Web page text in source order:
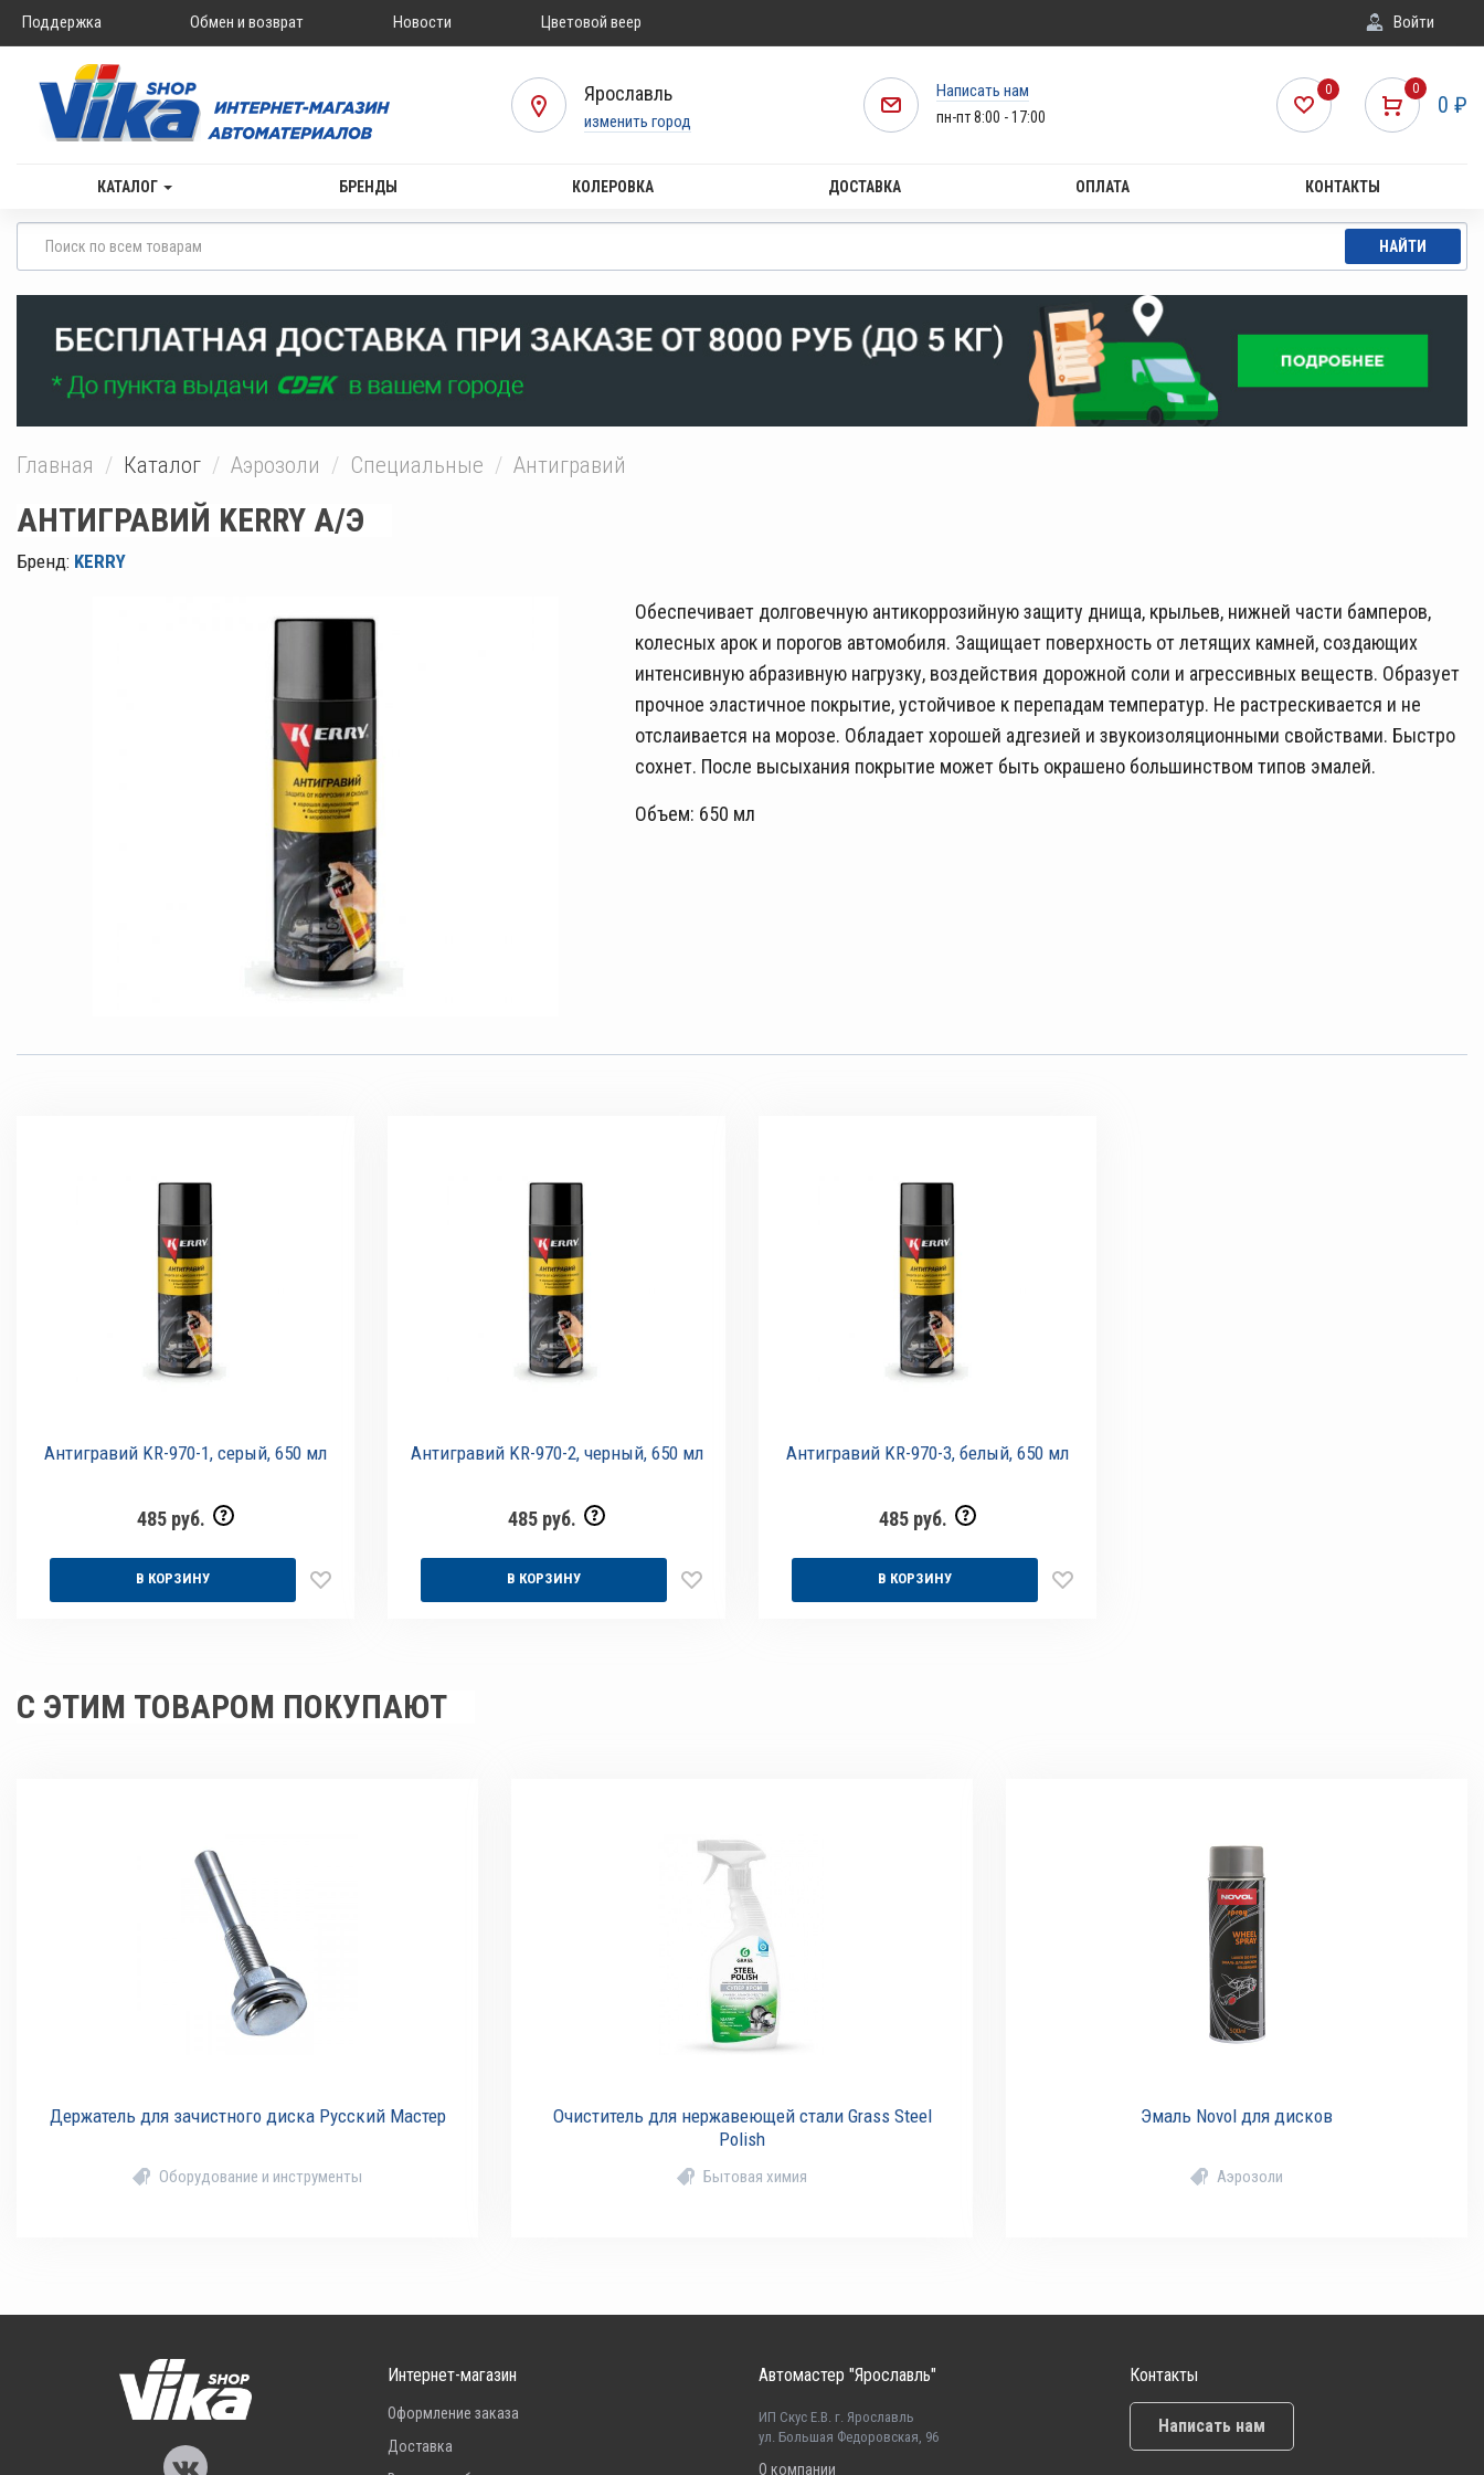
Поддержка Обмен и возврат Новости Цветовой веер Войти
Ярославль
изменить город
Написать нам
пн-пт 8:00 - 17:00
0
0 ₽
0
КАТАЛОГ БРЕНДЫ КОЛЕРОВКА ДОСТАВКА ОПЛАТА КОНТАКТЫ
НАЙТИ
Главная Каталог Аэрозоли Специальные Антигравий
АНТИГРАВИЙ KERRY А/Э
Бренд: KERRY
Обеспечивает долговечную антикоррозийную защиту днища, крыльев, нижней части бамперов,
колесных арок и порогов автомобиля. Защищает поверхность от летящих камней, создающих
интенсивную абразивную нагрузку, воздействия дорожной соли и агрессивных веществ. Образует
прочное эластичное покрытие, устойчивое к перепадам температур. Не растрескивается и не
отслаивается на морозе. Обладает хорошей адгезией и звукоизоляционными свойствами. Быстро
сохнет. После высыхания покрытие может быть окрашено большинством типов эмалей.
Объем: 650 мл
Антигравий KR-970-1, серый, 650 мл
485 руб.
В КОРЗИНУ
Антигравий KR-970-2, черный, 650 мл
485 руб.
В КОРЗИНУ
Антигравий KR-970-3, белый, 650 мл
485 руб.
В КОРЗИНУ
С ЭТИМ ТОВАРОМ ПОКУПАЮТ
Держатель для зачистного диска Русский Мастер
Оборудование и инструменты
Очиститель для нержавеющей стали Grass Steel
Polish
Бытовая химия
Эмаль Novol для дисков
Аэрозоли
Интернет-магазин
Оформление заказа
Доставка
Автомастер "Ярославль"
ИП Скус Е.В. г. Ярославль
ул. Большая Федоровская, 96
О компании
Контакты
Написать нам